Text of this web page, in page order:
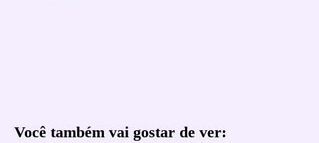
Você também vai gostar de ver: